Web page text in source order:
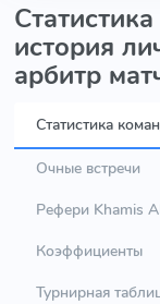
история
арбитр
Статистика
Очные встречи
Рефери Khamis
Коэффициенты
Турнирная